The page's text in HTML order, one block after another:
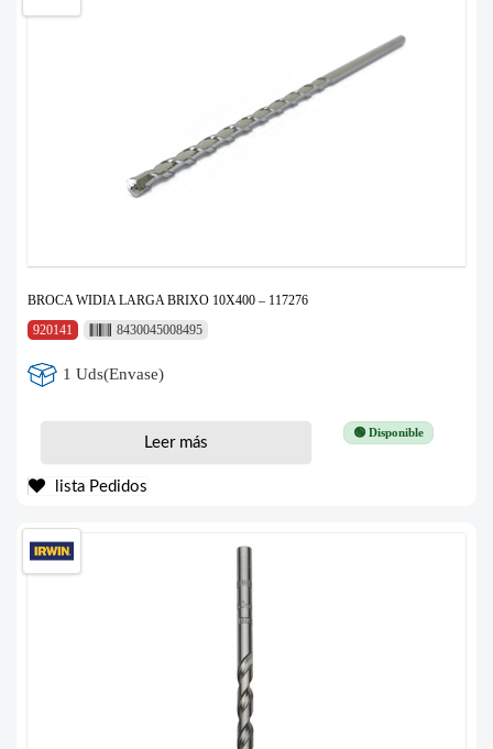
BROCA WIDIA LARGA BRIXO 10X400 – 117276
920141
8430045008495
1 Uds(Envase)
🟢 Disponible
Leer más
lista Pedidos